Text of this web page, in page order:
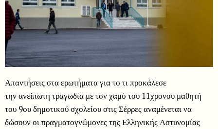
Απαντήσεις στα ερωτήματα για το τι προκάλεσε
την ανείπωτη τραγωδία με τον χαμό του 11χρονου μαθητή
του 9ου δημοτικού σχολείου στις Σέρρες αναμένεται να
δώσουν οι πραγματογνώμονες της Ελληνικής Αστυνομίας